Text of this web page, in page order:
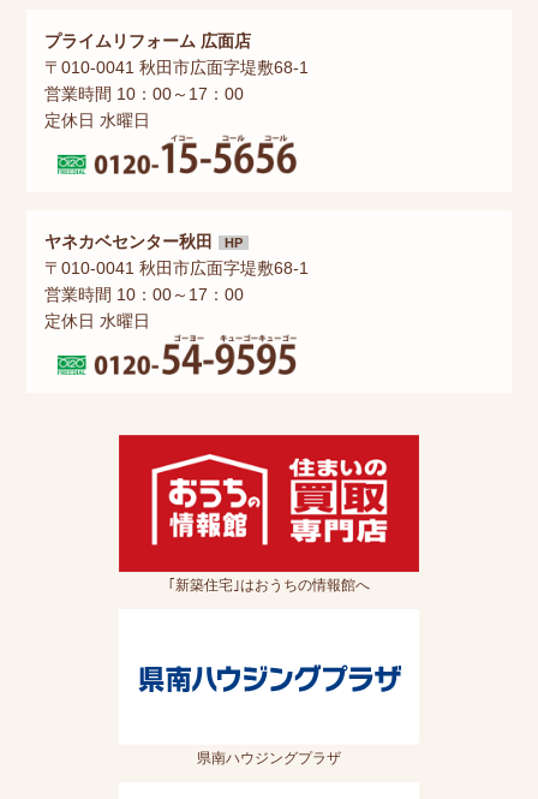
プライムリフォーム 広面店
〒010-0041 秋田市広面字堤敷68-1
営業時間 10：00～17：00
定休日 水曜日
ヤネカベセンター秋田 HP
〒010-0041 秋田市広面字堤敷68-1
営業時間 10：00～17：00
定休日 水曜日
｢新築住宅｣はおうちの情報館へ
県南ハウジングプラザ